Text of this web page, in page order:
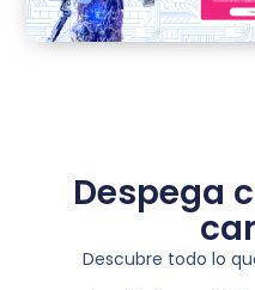
Despega
Descubre todo lo